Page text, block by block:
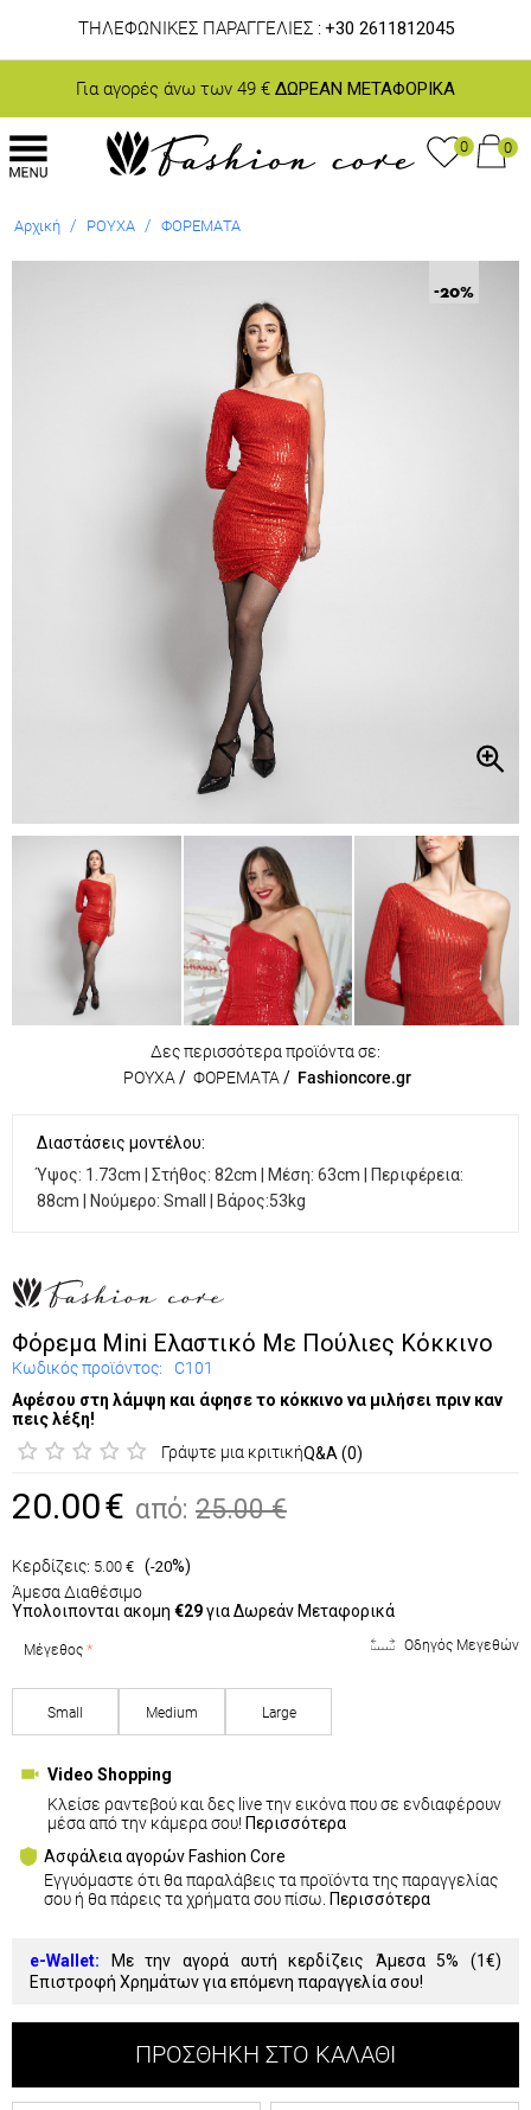
ΤΗΛΕΦΩΝΙΚΕΣ ΠΑΡΑΓΓΕΛΙΕΣ : +30 2611812045
Για αγορές άνω των 49 € ΔΩΡΕΑΝ ΜΕΤΑΦΟΡΙΚΑ
0 0
Αρχική / ΡΟΥΧΑ / ΦΟΡΕΜΑΤΑ
-20%
Δες περισσότερα προϊόντα σε:
ΡΟΥΧΑ / ΦΟΡΕΜΑΤΑ / Fashioncore.gr
Διαστάσεις μοντέλου:
Ύψος: 1.73cm | Στήθος: 82cm | Μέση: 63cm | Περιφέρεια:
88cm | Νούμερο: Small | Βάρος:53kg
Φόρεμα Mini Ελαστικό Με Πούλιες Κόκκινο
Κωδικός προϊόντος:
C101
Αφέσου στη λάμψη και άφησε το κόκκινο να μιλήσει πριν καν
πεις λέξη!
Γράψτε μια κριτικήQ&A (0)
20.00€ από: 25.00 €
Κερδίζεις: 5.00 € (-20%)
Άμεσα Διαθέσιμο
Υπολοιπονται ακομη €29για Δωρεάν Μεταφορικά
Οδηγός Μεγεθών
Μέγεθος
Small Medium Large
Video Shopping
Κλείσε ραντεβού και δες live την εικόνα που σε ενδιαφέρουν
μέσα από την κάμερα σου! Περισσότερα
Ασφάλεια αγορών Fashion Core
Εγγυόμαστε ότι θα παραλάβεις τα προϊόντα της παραγγελίας
σου ή θα πάρεις τα χρήματα σου πίσω. Περισσότερα
e-Wallet: Με την αγορά αυτή κερδίζεις Άμεσα 5% (1€)
Επιστροφή Χρημάτων για επόμενη παραγγελία σου!
ΠΡΟΣΘΉΚΗ ΣΤΟ ΚΑΛΆΘΙ